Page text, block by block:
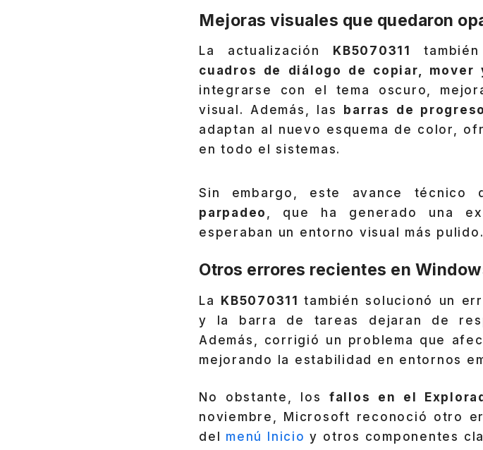
Mejoras visuales que quedaron
La actualización KB5070311
cuadros de diálogo de copiar,
integrarse con el tema oscuro,
visual. Además, las
barras de
adaptan al nuevo esquema de color,
en todo el sistemas.
Sin embargo, este avance técnico
parpadeo
, que ha generado una
esperaban un entorno visual más pulido.
Otros errores recientes en
La KB5070311también solucionó un
y la barra de tareas dejaran de
Además, corrigió un problema que
mejorando la estabilidad en entornos
No obstante, los fallos en el
noviembre, Microsoft reconoció otro
del
menú Inicio y otros componentes